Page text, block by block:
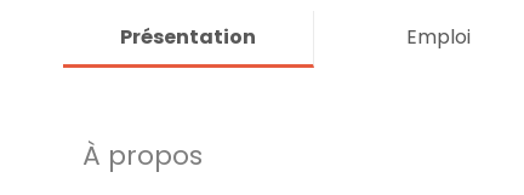
Présentation Emploi
À propos